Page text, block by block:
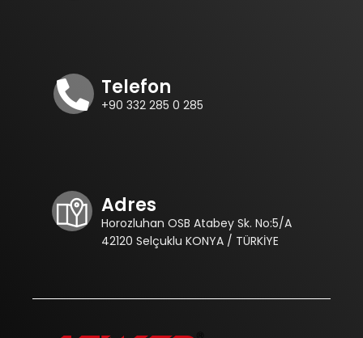
Telefon
+90 332 285 0 285
Adres
Horozluhan OSB Atabey Sk. No:5/A
42120 Selçuklu KONYA / TÜRKİYE